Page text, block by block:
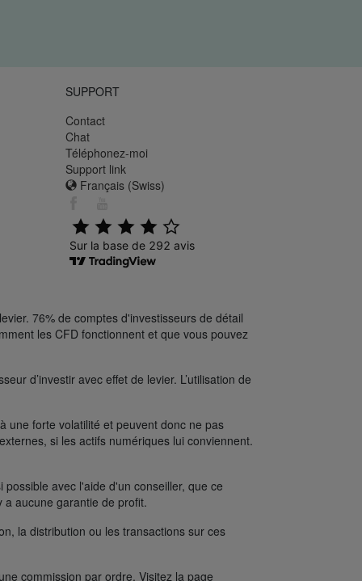
SUPPORT
Contact
Chat
Téléphonez-moi
Support link
Français (Swiss)
76% de comptes d'investisseurs de détail
les CFD fonctionnent et que vous pouvez
d’investir avec effet de levier. L’utilisation de
une forte volatilité et peuvent donc ne pas
si les actifs numériques lui conviennent.
avec l'aide d'un conseiller, que ce
aucune garantie de profit.
la distribution ou les transactions sur ces
commission par ordre. Visitez la page